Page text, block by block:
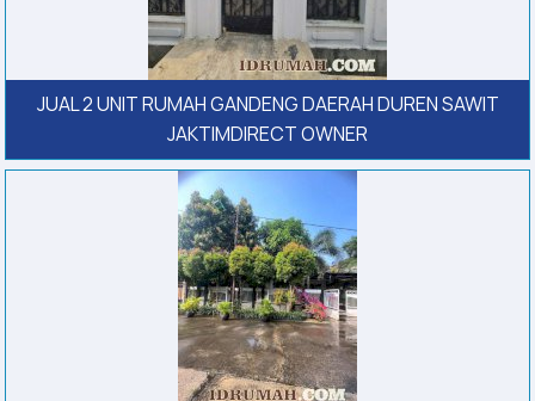
JUAL 2 UNIT RUMAH GANDENG DAERAH DUREN SAWIT
JAKTIMDIRECT OWNER